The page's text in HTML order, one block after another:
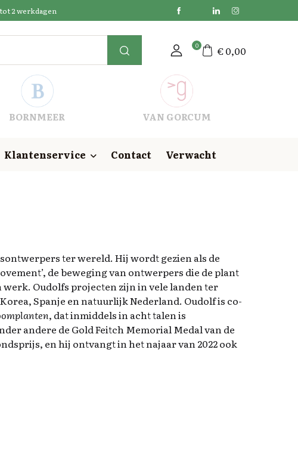
2 werkdagen
0 €0,00
BORNMEER VAN GORCUM
Klantenservice Contact Verwacht
ter wereld. Hij wordt gezien als de
de beweging van ontwerpers die de plant
Oudolfs projecten zijn in vele landen ter
Spanje en natuurlijk Nederland. Oudolf is co-
, dat inmiddels in acht talen is
andere de Gold Feitch Memorial Medal van de
en hij ontvangt in het najaar van 2022 ook